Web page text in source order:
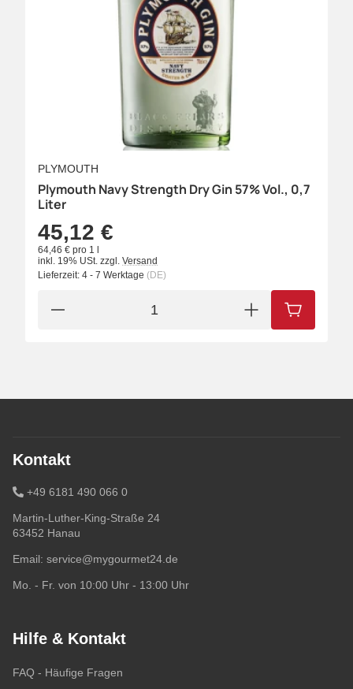
PLYMOUTH
Plymouth Navy Strength Dry Gin 57% Vol., 0,7
Liter
45,12 €
64,46 € pro 1 l
inkl. 19% USt. zzgl. Versand
Lieferzeit: 4 - 7 Werktage (DE)
IN DEN
Kontakt
+49 6181 490 066 0
Martin-Luther-King-Straße 24
63452 Hanau
Email: service@mygourmet24.de
Mo. - Fr. von 10:00 Uhr - 13:00 Uhr
Hilfe & Kontakt
FAQ - Häufige Fragen